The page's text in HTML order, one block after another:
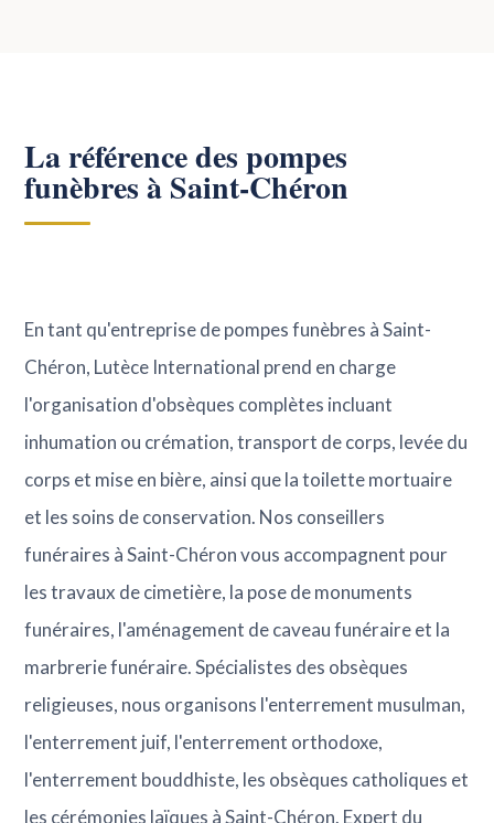
La référence des pompes
funèbres à Saint-Chéron
En tant qu'entreprise de pompes funèbres à Saint-
Chéron, Lutèce International prend en charge
l'organisation d'obsèques complètes incluant
inhumation ou crémation, transport de corps, levée du
corps et mise en bière, ainsi que la toilette mortuaire
et les soins de conservation. Nos conseillers
funéraires à Saint-Chéron vous accompagnent pour
les travaux de cimetière, la pose de monuments
funéraires, l'aménagement de caveau funéraire et la
marbrerie funéraire. Spécialistes des obsèques
religieuses, nous organisons l'enterrement musulman,
l'enterrement juif, l'enterrement orthodoxe,
l'enterrement bouddhiste, les obsèques catholiques et
les cérémonies laïques à Saint-Chéron. Expert du